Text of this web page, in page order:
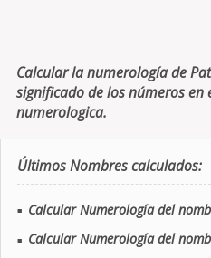
Calcular la numerología de
significado de los números
numerologica.
Últimos Nombres calculados:
■ Calcular Numerología del
■ Calcular Numerología del